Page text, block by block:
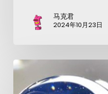
马克君
2024年10月23日